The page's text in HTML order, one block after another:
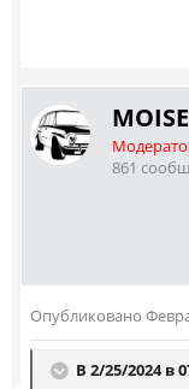
861
Опубликовано
В 2/25/2024 в